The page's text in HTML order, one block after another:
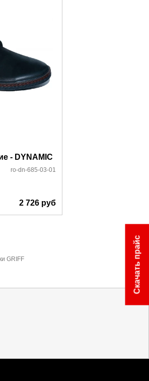
- DYNAMIC
ro-dn-685-03-01
2 726 руб
GRIFF Скачать прайс